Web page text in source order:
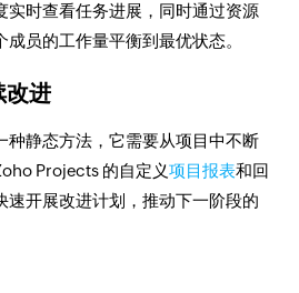
实时查看任务进展，同时通过资源
员的工作量平衡到最优状态。
改进
种静态方法，它需要从项目中不断
Projects 的自定义项目报表和回
速开展改进计划，推动下一阶段的